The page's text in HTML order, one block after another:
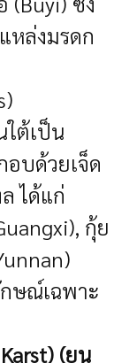
หล่งมรดก
ต้เป็น
บด้วยเจ็ด
ได้แก่
กุ้ย
ษณ์เฉพาะ
(ยูน